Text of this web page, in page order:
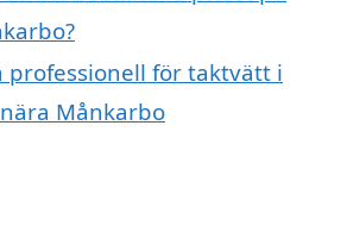
professionell för taktvätt i
Månkarbo